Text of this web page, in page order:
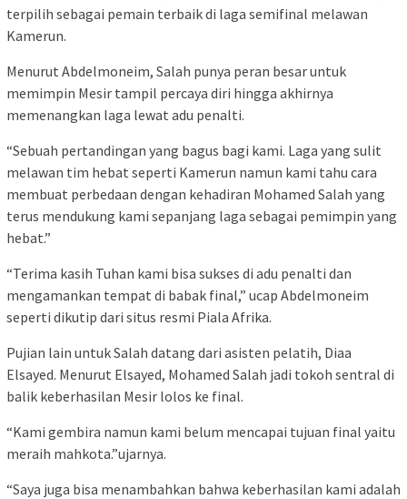
terpilih sebagai pemain terbaik di laga semifinal melawan
Kamerun.
Menurut Abdelmoneim, Salah punya peran besar untuk
memimpin Mesir tampil percaya diri hingga akhirnya
memenangkan laga lewat adu penalti.
“Sebuah pertandingan yang bagus bagi kami. Laga yang sulit
melawan tim hebat seperti Kamerun namun kami tahu cara
membuat perbedaan dengan kehadiran Mohamed Salah yang
terus mendukung kami sepanjang laga sebagai pemimpin yang
hebat.”
“Terima kasih Tuhan kami bisa sukses di adu penalti dan
mengamankan tempat di babak final,” ucap Abdelmoneim
seperti dikutip dari situs resmi Piala Afrika.
Pujian lain untuk Salah datang dari asisten pelatih, Diaa
Elsayed. Menurut Elsayed, Mohamed Salah jadi tokoh sentral di
balik keberhasilan Mesir lolos ke final.
“Kami gembira namun kami belum mencapai tujuan final yaitu
meraih mahkota.”ujarnya.
“Saya juga bisa menambahkan bahwa keberhasilan kami adalah